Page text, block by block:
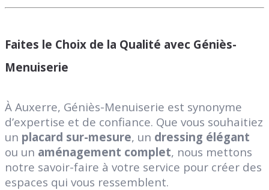
Faites le Choix de la Qualité avec Géniès-
Menuiserie
À Auxerre, Géniès-Menuiserie est synonyme
d’expertise et de confiance. Que vous souhaitiez
un placard sur-mesure, un dressing élégant
ou un aménagement complet, nous mettons
notre savoir-faire à votre service pour créer des
espaces qui vous ressemblent.